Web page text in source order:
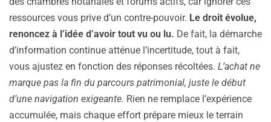
ressources vous prive d’un contre-pouvoir. Le droit évolue,
renoncez à l’idée d’avoir tout vu ou lu. De fait, la démarche
d’information continue atténue l’incertitude, tout à fait,
vous ajustez en fonction des réponses récoltées. L’achat ne
marque pas la fin du parcours patrimonial, juste le début
d’une navigation exigeante. Rien ne remplace l’expérience
accumulée, mais chaque effort prépare mieux le terrain